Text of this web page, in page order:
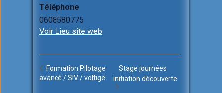
Téléphone
0608580775
Voir Lieu site web
Formation Pilotage
avancé / SIV / voltige
Stage journées
initiation découverte